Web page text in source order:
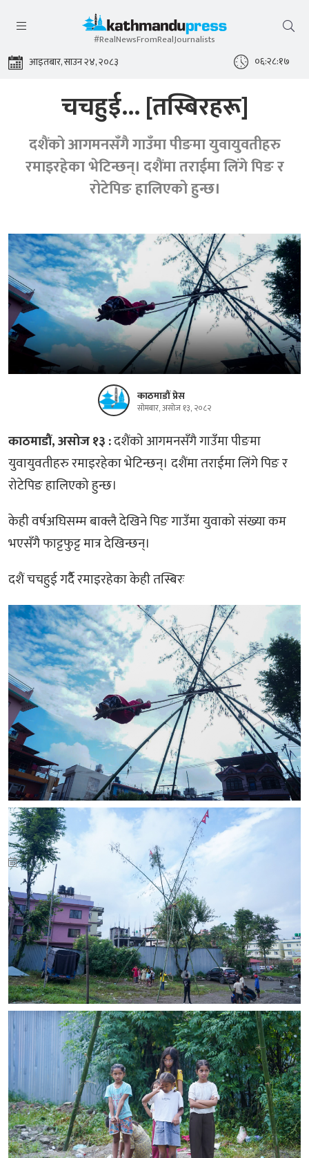
#RealNewsFromRealJournalists
आइतबार, साउन २४, २०८३ ०६:२८:१९
चचहुई... [तस्बिरहरू]
दशैंको आगमनसँगै गाउँमा पीङमा युवायुवतीहरु
रमाइरहेका भेटिन्छन्। दशैंमा तराईमा लिंगे पिङ र
रोटेपिङ हालिएको हुन्छ।
काठमाडौं प्रेस
सोमबार, असोज १३, २०८२
काठमाडौं, असोज १३ :दशैंको आगमनसँगै गाउँमा पीङमा
युवायुवतीहरु रमाइरहेका भेटिन्छन्। दशैंमा तराईमा लिंगे पिङ र
रोटेपिङ हालिएको हुन्छ।
केही वर्षअघिसम्म बाक्लै देखिने पिङ गाउँमा युवाको संख्या कम
भएसँगै फाट्टफुट्ट मात्र देखिन्छन्।
दशैं चचहुई गर्दैै रमाइरहेका केही तस्बिरः